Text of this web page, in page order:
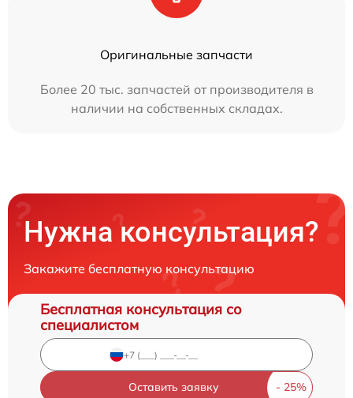
Оригинальные запчасти
Более 20 тыс. запчастей от производителя в
наличии на собственных складах.
Нужна консультация?
Закажите бесплатную консультацию
Бесплатная консультация со
специалистом
Оставить заявку